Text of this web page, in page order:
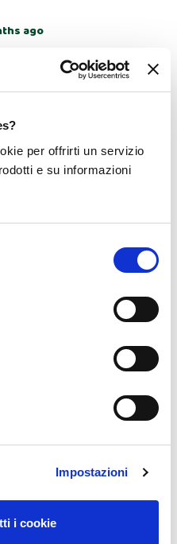
per offrirti un servizio
e su informazioni
Impostazioni
i cookie
ago
matches the content lol. Just
worried that I lack creative
me full of hope. Thank you.